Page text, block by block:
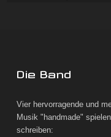
Die Band
Vier hervorragende und
Musik "handmade"
schreiben: